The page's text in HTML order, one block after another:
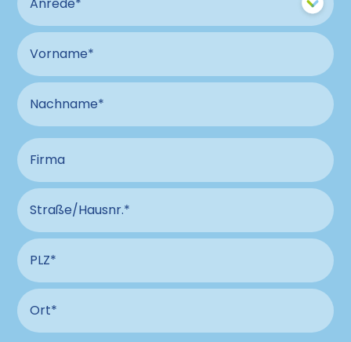
Vorname
Nachname
Firma
Straße und Hausnummer Anschluss
PLZ Anschluss
Ort Anschluss